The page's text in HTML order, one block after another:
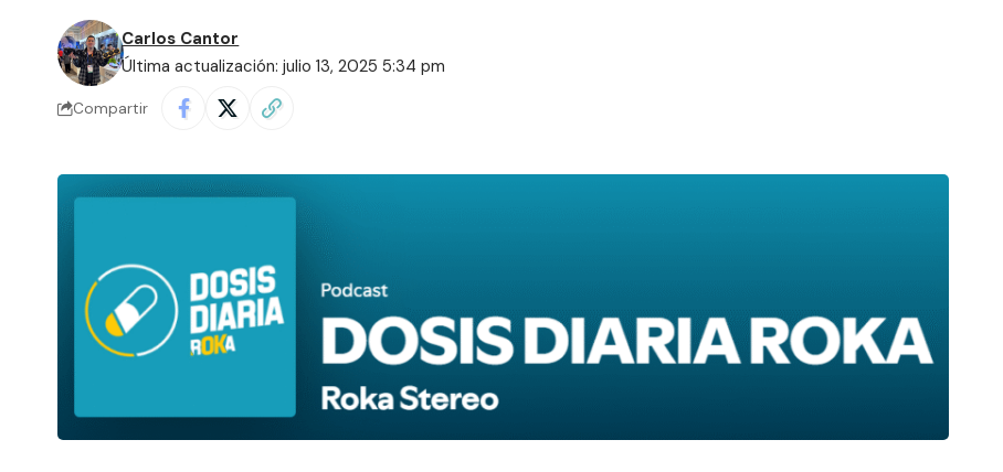
Última actualización: julio 13, 2025 5:34 pm
Carlos Cantor
Compartir